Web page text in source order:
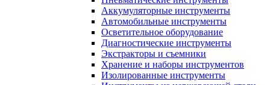
Аккумуляторные инструменты
Автомобильные инструменты
Осветительное оборудование
Диагностические инструменты
Экстракторы и съемники
Хранение и наборы инструментов
Изолированные инструменты